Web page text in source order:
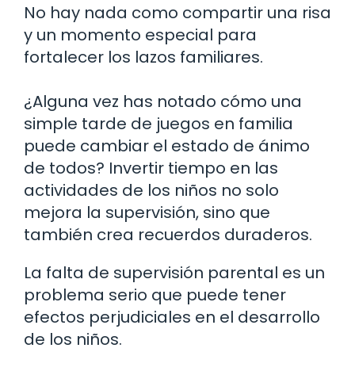
No hay nada como compartir una risa
y un momento especial para
fortalecer los lazos familiares.
¿Alguna vez has notado cómo una
simple tarde de juegos en familia
puede cambiar el estado de ánimo
de todos? Invertir tiempo en las
actividades de los niños no solo
mejora la supervisión, sino que
también crea recuerdos duraderos.
La falta de supervisión parental es un
problema serio que puede tener
efectos perjudiciales en el desarrollo
de los niños.